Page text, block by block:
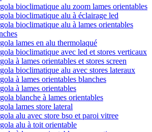
bioclimatique alu zoom lames orientables
bioclimatique alu à éclairage led
bioclimatique alu à lames orientables
lames en alu thermolaqué
bioclimatique avec led et stores verticaux
à lames orientables et stores screen
bioclimatique alu avec stores lateraux
à lames orientables blanches
à lames orientables
blanche à lames orientables
lames store lateral
alu avec store bso et paroi vitree
alu à toit orientable